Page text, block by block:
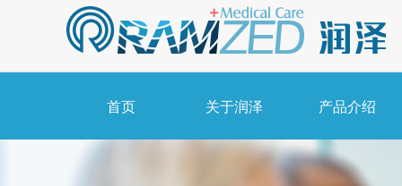
首页 关于润泽 产品介绍